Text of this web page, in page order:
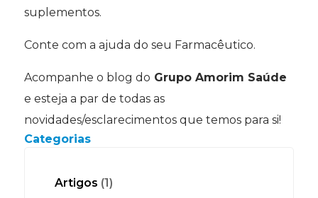
suplementos.
Conte com a ajuda do seu Farmacêutico.
Acompanhe o blog do Grupo Amorim Saúde
e esteja a par de todas as
novidades/esclarecimentos que temos para si!
Categorias
Artigos (1)